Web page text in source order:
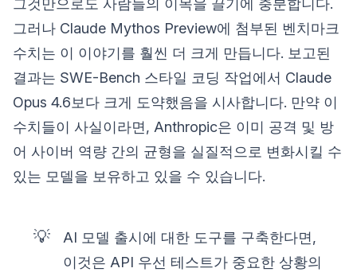
그러나 Claude Mythos Preview에 첨부된 벤치마크
수치는 이 이야기를 훨씬 더 크게 만듭니다. 보고된
결과는 SWE-Bench 스타일 코딩 작업에서 Claude
Opus 4.6보다 크게 도약했음을 시사합니다. 만약 이
수치들이 사실이라면, Anthropic은 이미 공격 및 방
어 사이버 역량 간의 균형을 실질적으로 변화시킬 수
있는 모델을 보유하고 있을 수 있습니다.
💡
AI 모델 출시에 대한 도구를 구축한다면,
이것은 API 우선 테스트가 중요한 상황의